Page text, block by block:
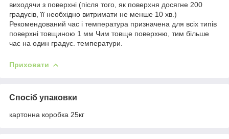
виходячи з поверхні (після того, як поверхня досягне 200
градусів, її необхідно витримати не менше 10 хв.)
Рекомендований час і температура призначена для всіх типів
поверхні товщиною 1 мм Чим товще поверхню, тим більше
час на один градус. температури.
Приховати
Спосіб упаковки
картонна коробка 25кг